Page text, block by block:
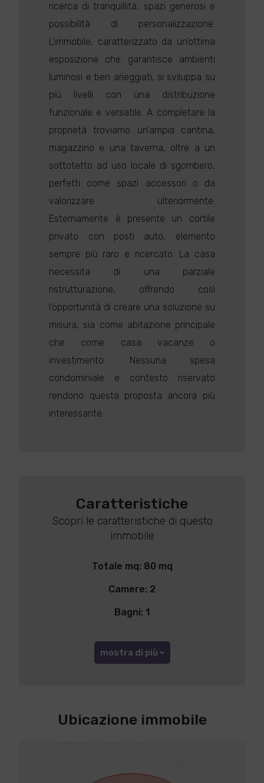
ricerca di tranquillità, spazi generosi e
possibilità di personalizzazione.
L'immobile, caratterizzato da un'ottima
esposizione che garantisce ambienti
luminosi e ben arieggiati, si sviluppa su
più livelli con una distribuzione
funzionale e versatile. A completare la
proprietà troviamo un'ampia cantina,
magazzino e una taverna, oltre a un
sottotetto ad uso locale di sgombero,
perfetti come spazi accessori o da
valorizzare ulteriormente.
Esternamente è presente un cortile
privato con posti auto, elemento
sempre più raro e ricercato. La casa
necessita di una parziale
ristrutturazione, offrendo così
l'opportunità di creare una soluzione su
misura, sia come abitazione principale
che come casa vacanze o
investimento. Nessuna spesa
condominiale e contesto riservato
rendono questa proposta ancora più
interessante.
Caratteristiche
Scopri le caratteristiche di questo
immobile
Totale mq: 80 mq
Camere: 2
Bagni: 1
mostra di più
Ubicazione immobile